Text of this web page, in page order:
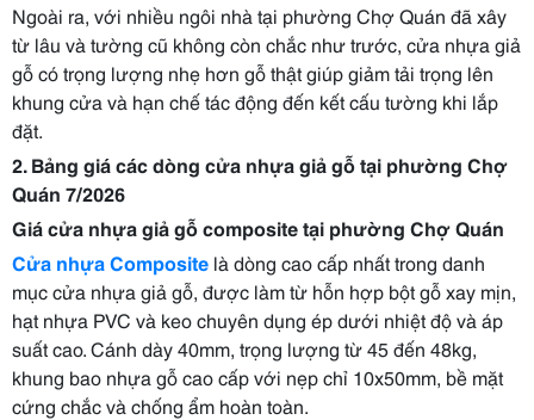
Ngoài ra, với nhiều ngôi nhà tại phường Chợ Quán đã xây
từ lâu và tường cũ không còn chắc như trước, cửa nhựa giả
gỗ có trọng lượng nhẹ hơn gỗ thật giúp giảm tải trọng lên
khung cửa và hạn chế tác động đến kết cấu tường khi lắp
đặt.
2. Bảng giá các dòng cửa nhựa giả gỗ tại phường Chợ
Quán 7/2026
Giá cửa nhựa giả gỗ composite tại phường Chợ Quán
Cửa nhựa Composite là dòng cao cấp nhất trong danh
mục cửa nhựa giả gỗ, được làm từ hỗn hợp bột gỗ xay mịn,
hạt nhựa PVC và keo chuyên dụng ép dưới nhiệt độ và áp
suất cao. Cánh dày 40mm, trọng lượng từ 45 đến 48kg,
khung bao nhựa gỗ cao cấp với nẹp chỉ 10x50mm, bề mặt
cứng chắc và chống ẩm hoàn toàn.